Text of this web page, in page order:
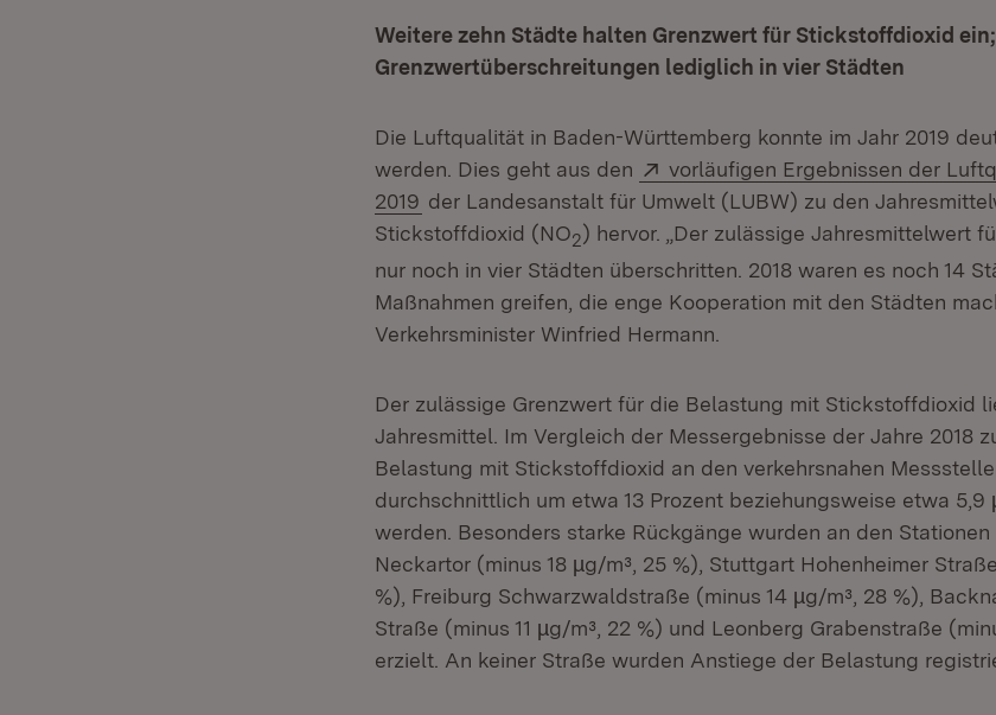
Weitere zehn Städte halten Grenzwert für Stickstoffdioxid ein;
Grenzwertüberschreitungen lediglich in vier Städten
Die Luftqualität in Baden-Württemberg konnte im Jahr 2019
werden. Dies geht aus den
Extern:
vorläufigen Ergebnissen der
2019 (Öffnet in neuem Fenster)
der Landesanstalt für Umwelt (LUBW) zu den
Stickstoffdioxid (NO2) hervor. „Der zulässige Jahresmittelwert
nur noch in vier Städten überschritten. 2018 waren es noch 14
Maßnahmen greifen, die enge Kooperation mit den Städten
Verkehrsminister Winfried Hermann.
Der zulässige Grenzwert für die Belastung mit Stickstoffdioxid
Jahresmittel. Im Vergleich der Messergebnisse der Jahre 2018
Belastung mit Stickstoffdioxid an den verkehrsnahen
durchschnittlich um etwa 13 Prozent beziehungsweise etwa 5,9
werden. Besonders starke Rückgänge wurden an den
Neckartor (minus 18 µg/m³, 25 %), Stuttgart Hohenheimer
%), Freiburg Schwarzwaldstraße (minus 14 µg/m³, 28 %),
Straße (minus 11 µg/m³, 22 %) und Leonberg Grabenstraße
erzielt. An keiner Straße wurden Anstiege der Belastung